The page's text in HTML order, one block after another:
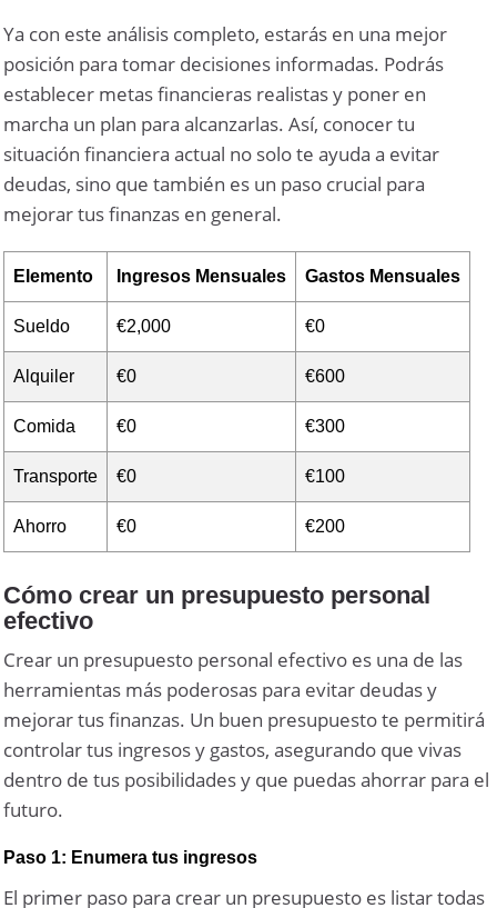
Ya con este análisis completo, estarás en una mejor
posición para tomar decisiones informadas. Podrás
establecer metas financieras realistas y poner en
marcha un plan para alcanzarlas. Así, conocer tu
situación financiera actual no solo te ayuda a evitar
deudas, sino que también es un paso crucial para
mejorar tus finanzas en general.
Elemento Ingresos Mensuales Gastos Mensuales
Sueldo €2,000 €0
Alquiler €0 €600
Comida €0 €300
Transporte €0 €100
Ahorro €0 €200
Cómo crear un presupuesto personal
efectivo
Crear un presupuesto personal efectivo es una de las
herramientas más poderosas para evitar deudas y
mejorar tus finanzas. Un buen presupuesto te permitirá
controlar tus ingresos y gastos, asegurando que vivas
dentro de tus posibilidades y que puedas ahorrar para el
futuro.
Paso 1: Enumera tus ingresos
El primer paso para crear un presupuesto es listar todas